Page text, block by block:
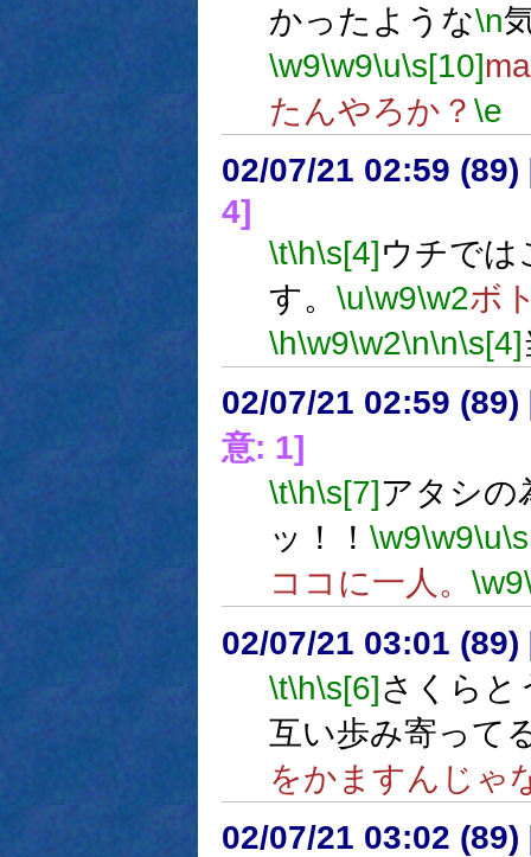
かったような\n
\w9\w9\u\s[10]
たんやろか？ \e
02/07/21 02:59 (89)
4]
\t\h\s[4]ウチでは
す。 \u\w9\w2ボ
\h\w9\w2\n\n\s[4]
02/07/21 02:59 (89)
意: 1]
\t\h\s[7]アタシの
ッ！！ \w9\w9\u
ココに一人。 \w9
02/07/21 03:01 (89)
\t\h\s[6]さくらと
互い歩み寄って
をかますんじゃ
02/07/21 03:02 (89)